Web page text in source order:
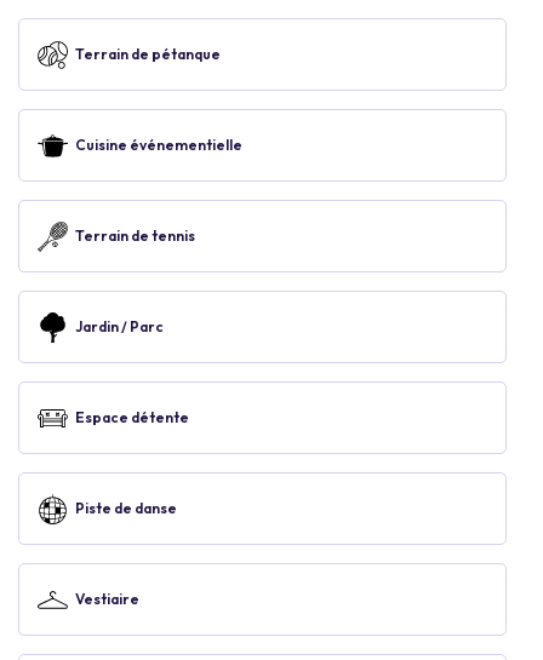
Terrain de pétanque
Cuisine événementielle
Terrain de tennis
Jardin / Parc
Espace détente
Piste de danse
Vestiaire